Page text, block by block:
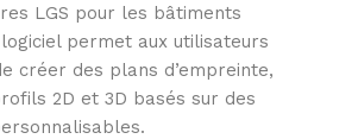
LGS pour les bâtiments
permet aux utilisateurs
créer des plans d’empreinte,
2D et 3D basés sur des